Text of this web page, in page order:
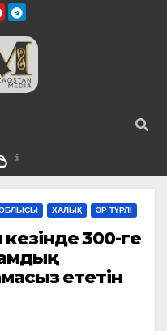
ОБЛЫСЫ ХАЛЫҚ ӘР ТҮРЛІ
300-ге
ететін